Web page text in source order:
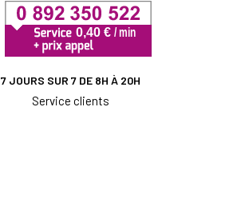
7 JOURS SUR 7 DE 8H À 20H
Service clients